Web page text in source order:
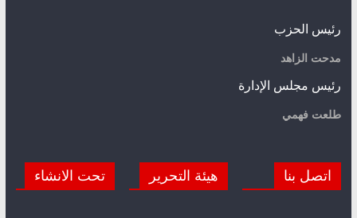
رئيس الحزب
مدحت الزاهد
رئيس مجلس الإدارة
طلعت فهمي
اتصل بنا هيئة التحرير تحت الانشاء